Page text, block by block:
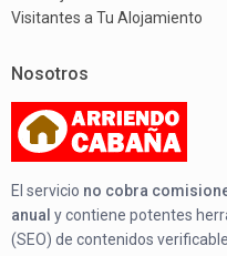
Visitantes a Tu Alojamiento
Nosotros
El servicio no cobra
anual y contiene potentes
(SEO) de contenidos